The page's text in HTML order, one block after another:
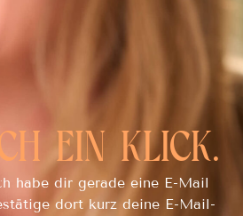
EIN KLICK.
habe dir gerade eine E-Mail
dort kurz deine E-Mail-